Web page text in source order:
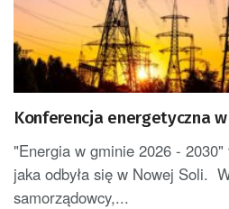
Konferencja energetyczna
"Energia w gminie 2026 -
jaka odbyła się w Nowej Soli.
samorządowcy,...